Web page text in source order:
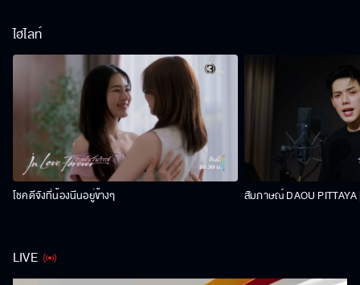
ไฮไลท์
โชคดีจังที่น้องนีนอยู่ข้างๆ สัมภาษณ์ DAOU PITTAYA
LIVE